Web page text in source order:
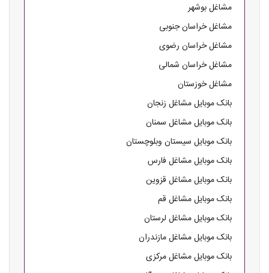
مشاغل بوشهر
مشاغل خراسان جنوبی
مشاغل خراسان رضوی
مشاغل خراسان شمالی
مشاغل خوزستان
بانک موبایل مشاغل زنجان
بانک موبایل مشاغل سمنان
بانک موبایل سیستان وبلوچستان
بانک موبایل مشاغل فارس
بانک موبایل مشاغل قزوین
بانک موبایل مشاغل قم
بانک موبایل مشاغل لرستان
بانک موبایل مشاغل مازندران
بانک موبایل مشاغل مرکزی